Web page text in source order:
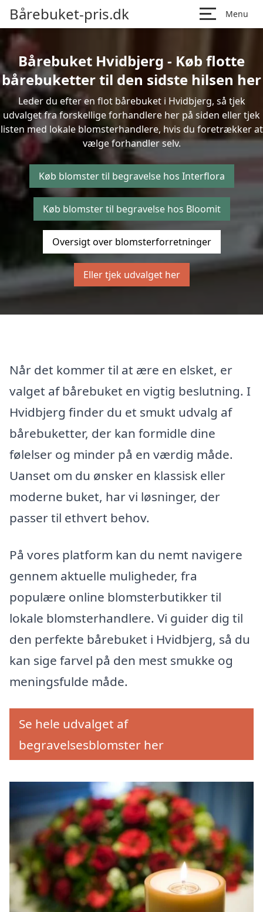
Bårebuket-pris.dk Menu
Bårebuket Hvidbjerg - Køb flotte
bårebuketter til den sidste hilsen her
Leder du efter en flot bårebuket i Hvidbjerg, så tjek
udvalget fra forskellige forhandlere her på siden eller tjek
listen med lokale blomsterhandlere, hvis du foretrækker at
vælge forhandler selv.
Køb blomster til begravelse hos Interflora
Køb blomster til begravelse hos Bloomit
Oversigt over blomsterforretninger
Eller tjek udvalget her
Når det kommer til at ære en elsket, er
valget af bårebuket en vigtig beslutning. I
Hvidbjerg finder du et smukt udvalg af
bårebuketter, der kan formidle dine
følelser og minder på en værdig måde.
Uanset om du ønsker en klassisk eller
moderne buket, har vi løsninger, der
passer til ethvert behov.
På vores platform kan du nemt navigere
gennem aktuelle muligheder, fra
populære online blomsterbutikker til
lokale blomsterhandlere. Vi guider dig til
den perfekte bårebuket i Hvidbjerg, så du
kan sige farvel på den mest smukke og
meningsfulde måde.
Se hele udvalget af
begravelsesblomster her